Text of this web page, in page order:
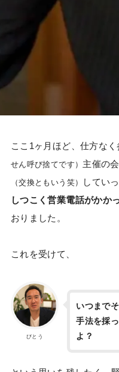
ここ1ヶ月ほど、仕方な
せん呼び捨てです） 主催の
（交換ともいう笑） してい
しつこく営業電話がかか
おりました。
これを受けて、
びとう
いつまで
手法を採
よ？